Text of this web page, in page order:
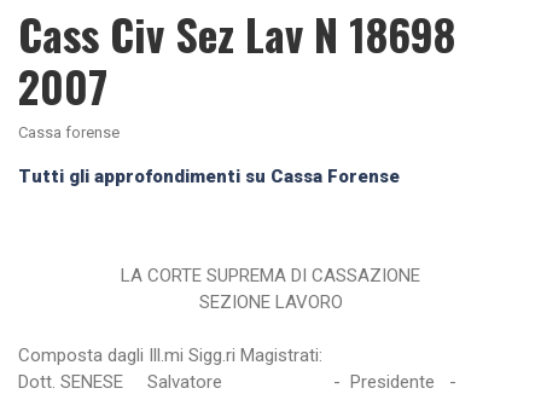
Cass Civ Sez Lav N 18698
2007
Cassa forense
Tutti gli approfondimenti su Cassa Forense
LA CORTE SUPREMA DI CASSAZIONE
SEZIONE LAVORO
Composta dagli Ill.mi Sigg.ri Magistrati:
Dott. SENESE Salvatore - Presidente -